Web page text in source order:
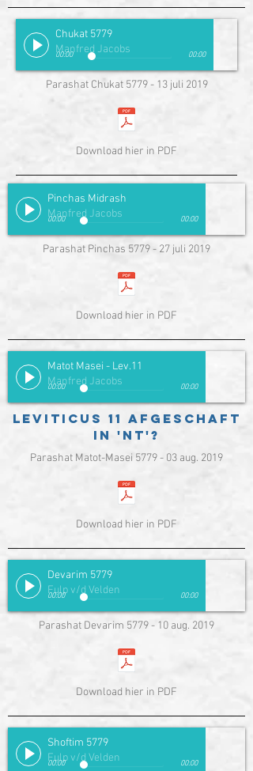
Chukat 5779
Manfred Jacobs
00:00 00:00
Parashat Chukat 5779 - 13 juli 2019
Download hier in PDF
Pinchas Midrash
Manfred Jacobs
00:00 00:00
Parashat Pinchas 5779 - 27 juli 2019
Download hier in PDF
Matot Masei - Lev.11
Manfred Jacobs
00:00 00:00
Leviticus 11 afgeschaft
in 'nt'?
Parashat Matot-Masei 5779 - 03 aug. 2019
Download hier in PDF
Devarim 5779
Fulp v/d Velden
00:00 00:00
Parashat Devarim 5779 - 10 aug. 2019
Download hier in PDF
Shoftim 5779
Fulp v/d Velden
00:00 00:00